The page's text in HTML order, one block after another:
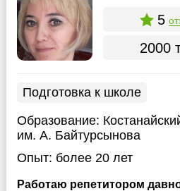
5
2000
Подготовка к школе
Образование:
им. А. Байтурсынова
Опыт: более 20 лет
Работаю репетитором